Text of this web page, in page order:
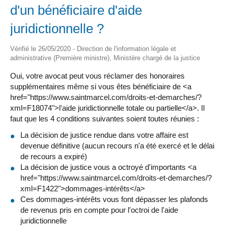
d'un bénéficiaire d'aide
juridictionnelle ?
Vérifié le 26/05/2020 - Direction de l'information légale et
administrative (Première ministre), Ministère chargé de la justice
Oui, votre avocat peut vous réclamer des honoraires
supplémentaires même si vous êtes bénéficiaire de <a
href="https://www.saintmarcel.com/droits-et-demarches/?
xml=F18074">l'aide juridictionnelle totale ou partielle</a>. Il
faut que les 4 conditions suivantes soient toutes réunies :
La décision de justice rendue dans votre affaire est
devenue définitive (aucun recours n'a été exercé et le délai
de recours a expiré)
La décision de justice vous a octroyé d'importants <a
href="https://www.saintmarcel.com/droits-et-demarches/?
xml=F1422">dommages-intérêts</a>
Ces dommages-intérêts vous font dépasser les plafonds
de revenus pris en compte pour l'octroi de l'aide
juridictionnelle